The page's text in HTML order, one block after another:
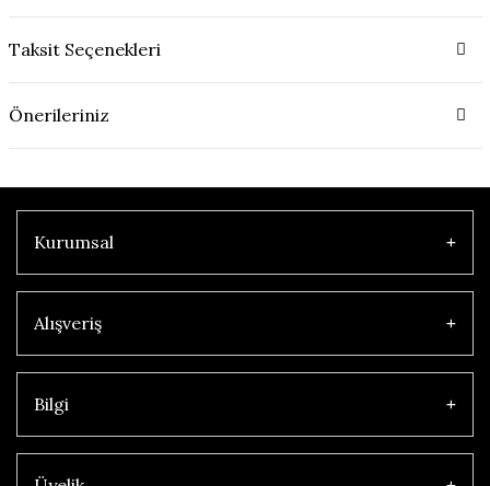
Taksit Seçenekleri
Önerileriniz
Kurumsal
Alışveriş
Bilgi